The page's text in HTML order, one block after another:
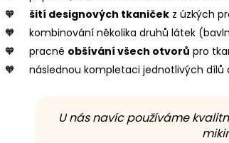
šití designových tkaniček z úzkých
kombinování několika druhů látek
pracné obšívání všech otvorů pro
následnou kompletaci jednotlivých dílů
U nás navíc používáme